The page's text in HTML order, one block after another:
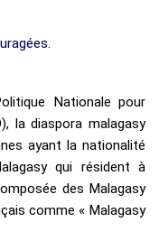
Nationale pour
la diaspora malagasy
ayant la nationalité
qui résident à
des Malagasy
comme « Malagasy